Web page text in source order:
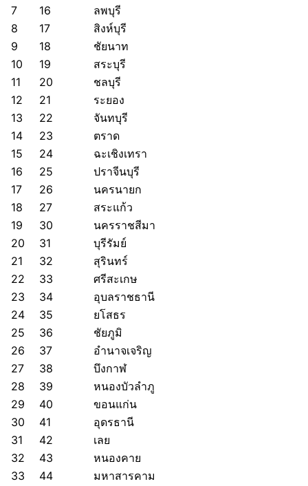
7
16
ลพบุรี
8
17
สิงห์บุรี
9
18
ชัยนาท
10
19
สระบุรี
11
20
ชลบุรี
12
21
ระยอง
13
22
จันทบุรี
14
23
ตราด
15
24
ฉะเชิงเทรา
16
25
ปราจีนบุรี
17
26
นครนายก
18
27
สระแก้ว
19
30
นครราชสีมา
20
31
บุรีรัมย์
21
32
สุรินทร์
22
33
ศรีสะเกษ
23
34
อุบลราชธานี
24
35
ยโสธร
25
36
ชัยภูมิ
26
37
อำนาจเจริญ
27
38
บึงกาฬ
28
39
หนองบัวลำภู
29
40
ขอนแก่น
30
41
อุดรธานี
31
42
เลย
32
43
หนองคาย
33
44
มหาสารคาม